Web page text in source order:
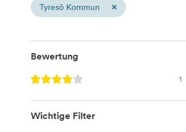
Tyresö Kommun ×
Bewertung
1
Wichtige Filter